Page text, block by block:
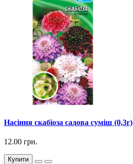
Насіння скабіоза садова суміш (0,3г)
12.00 грн.
Купити